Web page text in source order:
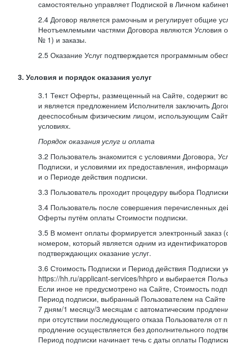
самостоятельно управляет Подпиской в Личном
2.4 Договор является рамочным и регулирует общие
Неотъемлемыми частями Договора являются Условия
№ 1) и заказы.
2.5 Оказание Услуг подтверждается программным
3. Условия и порядок оказания услуг
3.1 Текст Оферты, размещенный на Сайте, содержит
и является предложением Исполнителя заключить
дееспособным физическим лицом, использующим
условиях.
Порядок оказания услуг и оплата
3.2 Пользователь знакомится с условиями Договора,
Подписки, и условиями их предоставления,
и о Периоде действия подписки.
3.3 Пользователь проходит процедуру выбора
3.4 Пользователь после совершения перечисленных
Оферты путём оплаты Стоимости подписки.
3.5 В момент оплаты формируется электронный заказ
номером, который является одним из
подтверждающих оказание услуг.
3.6 Стоимость Подписки и Период действия Подписки
https://hh.ru/applicant-services/hhpro и выбирается
Если иное не предусмотрено на Сайте, Стоимость
Период подписки, выбранный Пользователем на
7 дням/1 месяцу/3 месяцам с автоматическим
при отсутствии последующего отказа Пользователя от
продление осуществляется без дополнительного
Период подписки начинает течь с даты оплаты